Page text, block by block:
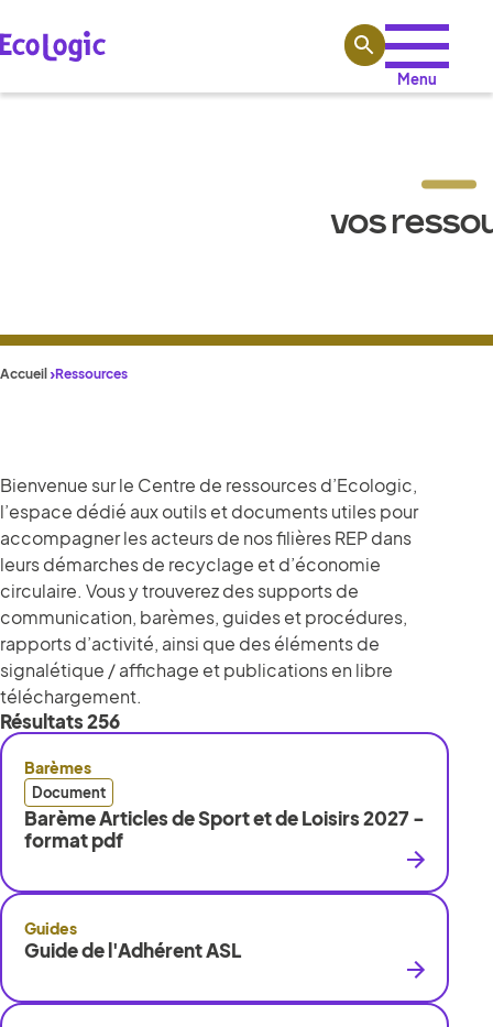
Menu
VOS
Accueil Ressources
Bienvenue sur le Centre de ressources d’Ecologic,
l’espace dédié aux outils et documents utiles pour
accompagner les acteurs de nos filières REP dans
leurs démarches de recyclage et d’économie
circulaire. Vous y trouverez des supports de
communication, barèmes, guides et procédures,
rapports d’activité, ainsi que des éléments de
signalétique / affichage et publications en libre
téléchargement.
Résultats256
Barèmes
Document
Barème Articles de Sport et de Loisirs 2027 -
format pdf
Guides
Guide de l'Adhérent ASL